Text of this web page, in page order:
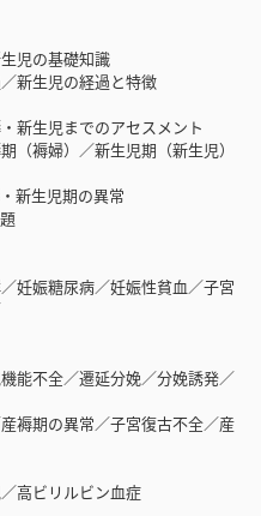
児の基礎知識
新生児の経過と特徴
新生児までのアセスメント
（褥婦）／新生児期（新生児）
新生児期の異常
妊娠糖尿病／妊娠性貧血／子宮
能不全／遷延分娩／分娩誘発／
褥期の異常／子宮復古不全／産
高ビリルビン血症